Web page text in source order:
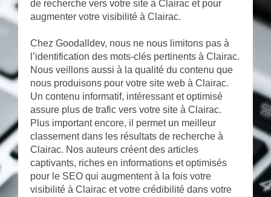
de recherche vers votre site à Clairac et pour
augmenter votre visibilité à Clairac.
Chez Goodalldev, nous ne nous limitons pas à
l’identification des mots-clés pertinents à Clairac.
Nous veillons aussi à la qualité du contenu que
nous produisons pour votre site web à Clairac.
Un contenu informatif, intéressant et optimisé
assure plus de trafic vers votre site à Clairac.
Plus important encore, il permet un meilleur
classement dans les résultats de recherche à
Clairac. Nos auteurs créent des articles
captivants, riches en informations et optimisés
pour le SEO qui augmentent à la fois votre
visibilité à Clairac et votre crédibilité dans votre